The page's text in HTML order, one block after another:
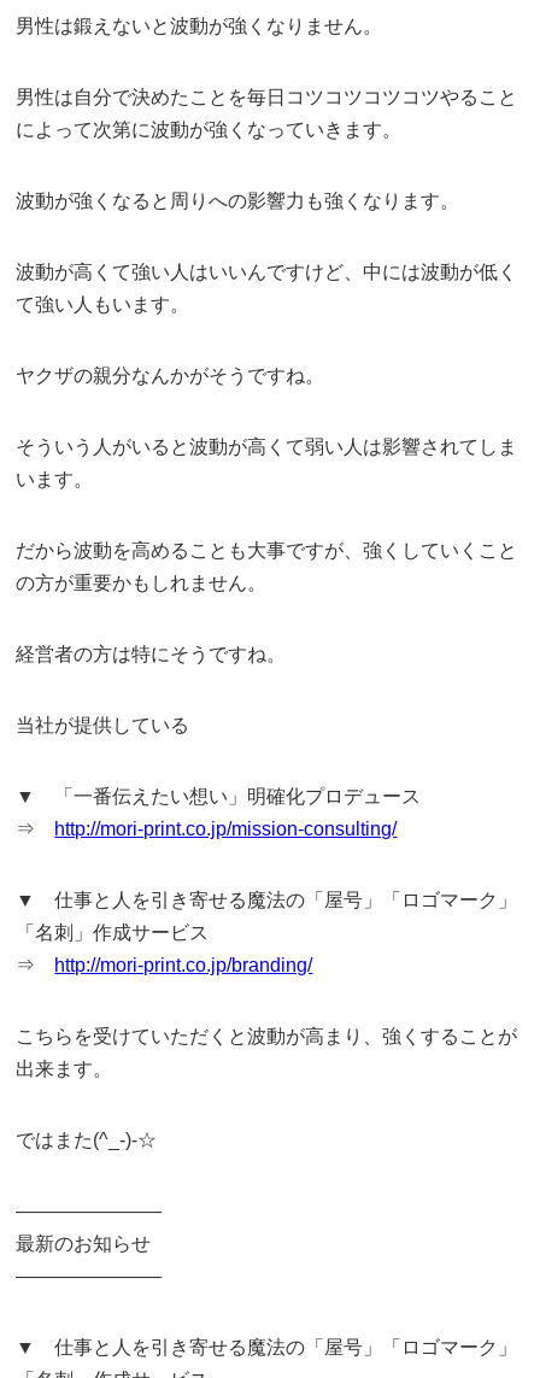
男性は鍛えないと波動が強くなりません。
男性は自分で決めたことを毎日コツコツコツコツやること
によって次第に波動が強くなっていきます。
波動が強くなると周りへの影響力も強くなります。
波動が高くて強い人はいいんですけど、中には波動が低く
て強い人もいます。
ヤクザの親分なんかがそうですね。
そういう人がいると波動が高くて弱い人は影響されてしま
います。
だから波動を高めることも大事ですが、強くしていくこと
の方が重要かもしれません。
経営者の方は特にそうですね。
当社が提供している
▼ 「一番伝えたい想い」明確化プロデュース
⇒ http://mori-print.co.jp/mission-consulting/
▼ 仕事と人を引き寄せる魔法の「屋号」「ロゴマーク」
「名刺」作成サービス
⇒ http://mori-print.co.jp/branding/
こちらを受けていただくと波動が高まり、強くすることが
出来ます。
ではまた(^_-)-☆
———————–
最新のお知らせ
———————–
▼ 仕事と人を引き寄せる魔法の「屋号」「ロゴマーク」